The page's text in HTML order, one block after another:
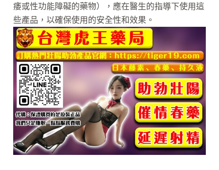
痿或性功能障礙的藥物），應在醫生的指導下使用這
些產品，以確保使用的安全性和效果。